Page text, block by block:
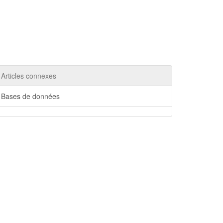
Articles connexes
Bases de données